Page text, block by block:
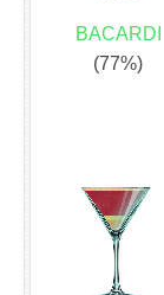
BACARDI
(77%)